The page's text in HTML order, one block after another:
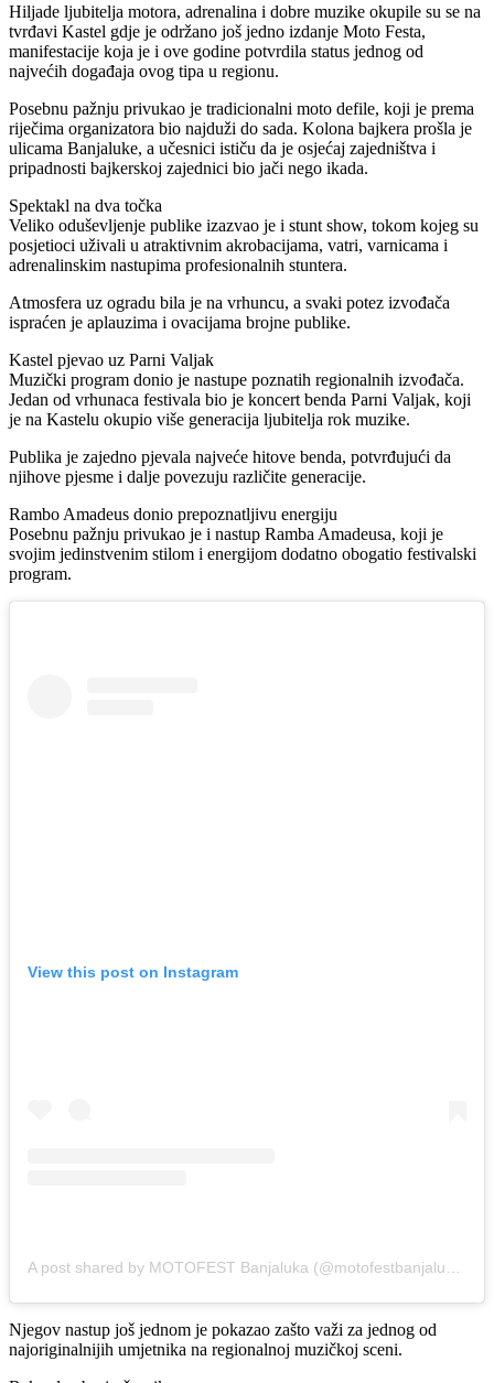
Hiljade ljubitelja motora, adrenalina i dobre muzike okupile su se na
tvrđavi Kastel gdje je održano još jedno izdanje Moto Festa,
manifestacije koja je i ove godine potvrdila status jednog od
najvećih događaja ovog tipa u regionu.
Posebnu pažnju privukao je tradicionalni moto defile, koji je prema
riječima organizatora bio najduži do sada. Kolona bajkera prošla je
ulicama Banjaluke, a učesnici ističu da je osjećaj zajedništva i
pripadnosti bajkerskoj zajednici bio jači nego ikada.
Spektakl na dva točka
Veliko oduševljenje publike izazvao je i stunt show, tokom kojeg su
posjetioci uživali u atraktivnim akrobacijama, vatri, varnicama i
adrenalinskim nastupima profesionalnih stuntera.
Atmosfera uz ogradu bila je na vrhuncu, a svaki potez izvođača
ispraćen je aplauzima i ovacijama brojne publike.
Kastel pjevao uz Parni Valjak
Muzički program donio je nastupe poznatih regionalnih izvođača.
Jedan od vrhunaca festivala bio je koncert benda Parni Valjak, koji
je na Kastelu okupio više generacija ljubitelja rok muzike.
Publika je zajedno pjevala najveće hitove benda, potvrđujući da
njihove pjesme i dalje povezuju različite generacije.
Rambo Amadeus donio prepoznatljivu energiju
Posebnu pažnju privukao je i nastup Ramba Amadeusa, koji je
svojim jedinstvenim stilom i energijom dodatno obogatio festivalski
program.
View this post on Instagram
Njegov nastup još jednom je pokazao zašto važi za jednog od
najoriginalnijih umjetnika na regionalnoj muzičkoj sceni.